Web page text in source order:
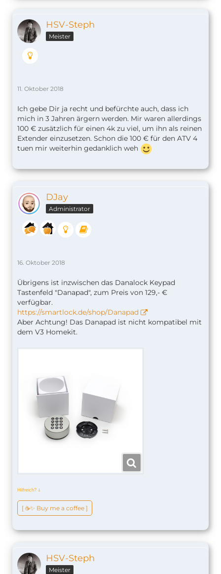
HSV-Steph
Meister
11. Oktober 2018
Ich gebe Dir ja recht und befürchte auch, dass ich
mich in 3 Jahren ärgern werden. Mir waren allerdings
100 € zusätzlich für einen 4k zu viel, um ihn als reinen
Extender einzusetzen. Schon die 100 € für den ATV 4
tuen mir weiterhin gedanklich weh
DJay
Administrator
16. Oktober 2018
Übrigens ist inzwischen das Danalock Keypad
Tastenfeld "Danapad", zum Preis von 129,- €
verfügbar.
https://smartlock.de/shop/Danapad
Aber Achtung! Das Danapad ist nicht kompatibel mit
dem V3 Homekit.
Hilfreich? ↆ
[ ☕️✨ Buy me a coffee ]
HSV-Steph
Meister